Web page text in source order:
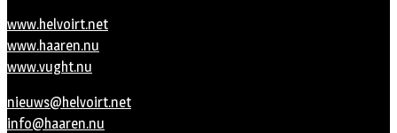
www.helvoirt.net
www.haaren.nu
www.vught.nu
nieuws@helvoirt.net
info@haaren.nu